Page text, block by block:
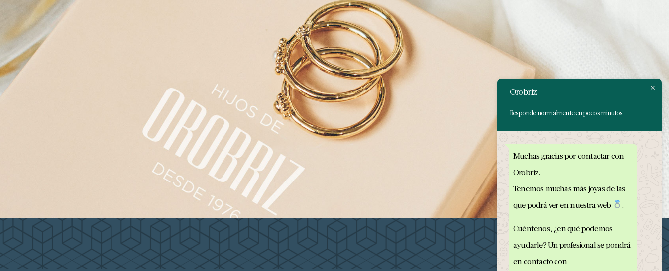
Orobriz
Responde normalmente en pocos minutos.
Muchas gracias por contactar con
Orobriz.
Tenemos muchas más joyas de las
que podrá ver en nuestra web
.
Cuéntenos, ¿en qué podemos
ayudarle? Un profesional se pondrá
en contacto con